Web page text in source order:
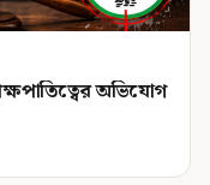
অভিযোগ